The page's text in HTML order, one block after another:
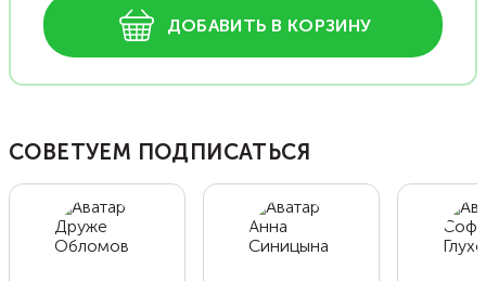
ДОБАВИТЬ В КОРЗИНУ
СОВЕТУЕМ ПОДПИСАТЬСЯ